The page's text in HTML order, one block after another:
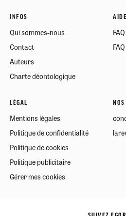
INFOS
Qui sommes-nous
Contact
Auteurs
Charte déontologique
AIDE
LÉGAL
Mentions légales
Politique de confidentialité
Politique de cookies
Politique publicitaire
Gérer mes cookies
NOS